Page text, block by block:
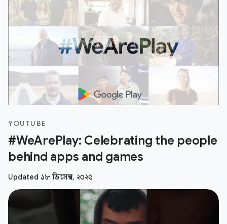
YOUTUBE
#WeArePlay: Celebrating the people
behind apps and games
Updated ১৮ ডিসেম্বর, ২০২৫